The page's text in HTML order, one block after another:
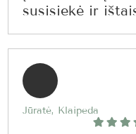
susisiekė ir
Jūratė, Klaipeda